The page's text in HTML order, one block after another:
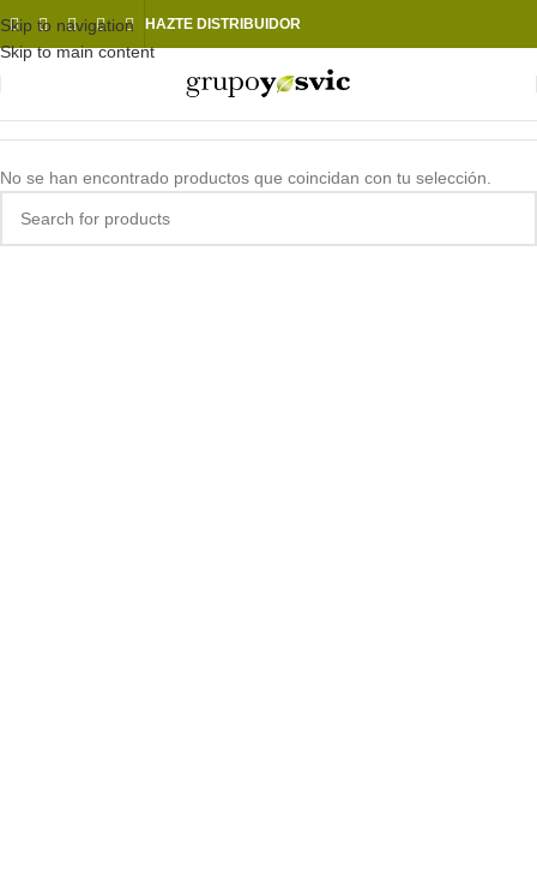
Skip to navigation
Skip to main content
HAZTE DISTRIBUIDOR
No se han encontrado productos que coincidan con tu selección.